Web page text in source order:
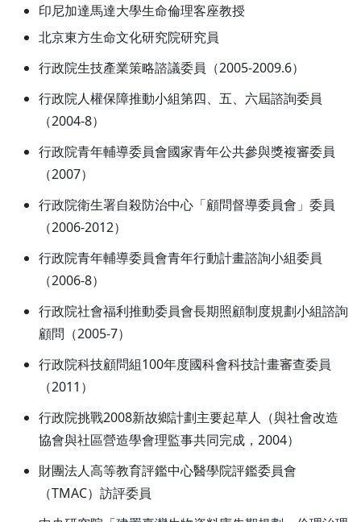
印尼加達馬達大學生命倫理客座教授
北京東方生命文化研究院研究員
行政院生技產業策略諮議委員（2005-2009.6）
行政院人權保障推動小組第四、五、六屆諮詢委員
（2004-8）
行政院青年輔導委員會國家青年公共參與獎複審委員
（2007）
行政院衛生署自殺防治中心「顧問督導委員會」委員
（2006-2012）
行政院青年輔導委員會青年行動計畫諮詢小組委員
（2006-8）
行政院社會福利推動委員會長期照顧制度規劃小組諮詢
顧問（2005-7）
行政院科技顧問組100年度國科會科技計畫審查委員
（2011）
行政院挑戰2008新故鄉計劃主要起草人（與社會改造
協會與社區營造學會理監事共同完成，2004）
財團法人高等教育評鑑中心醫學院評鑑委員會
（TMAC）訪評委員